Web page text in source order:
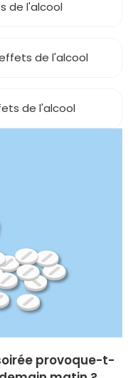
de l'alcool
de l'alcool
de l'alcool
provoque-t-